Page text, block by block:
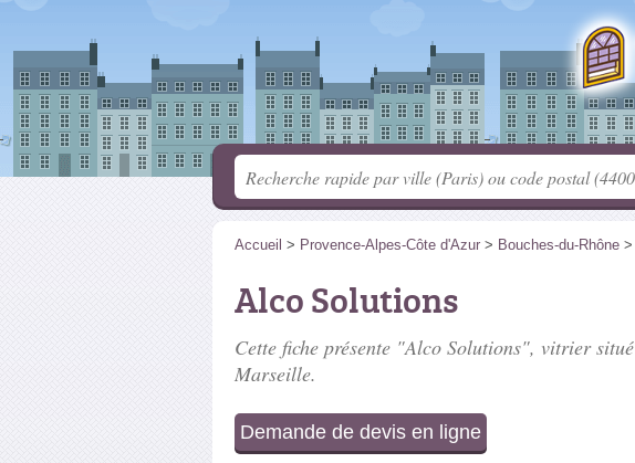
Accueil > Provence-Alpes-Côte d'Azur > Bouches-du-Rhône >
Alco Solutions
Cette fiche présente "Alco Solutions", vitrier situé
Marseille.
Demande de devis en ligne